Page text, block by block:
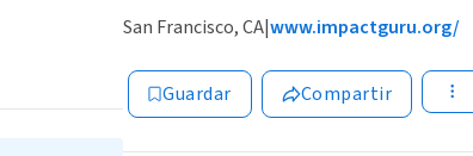
San Francisco, CA|www.impactguru.org/
Guardar Compartir